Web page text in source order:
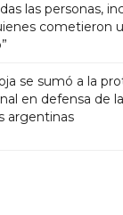
las personas,
cometieron
se sumó a la
en defensa de
argentinas